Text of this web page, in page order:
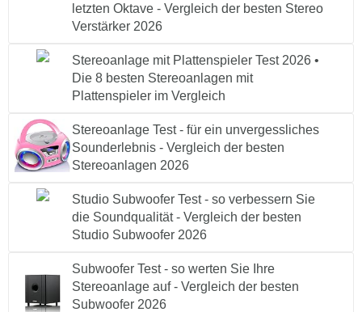
letzten Oktave - Vergleich der besten Stereo
Verstärker 2026
Stereoanlage mit Plattenspieler Test 2026 •
Die 8 besten Stereoanlagen mit
Plattenspieler im Vergleich
Stereoanlage Test - für ein unvergessliches
Sounderlebnis - Vergleich der besten
Stereoanlagen 2026
Studio Subwoofer Test - so verbessern Sie
die Soundqualität - Vergleich der besten
Studio Subwoofer 2026
Subwoofer Test - so werten Sie Ihre
Stereoanlage auf - Vergleich der besten
Subwoofer 2026